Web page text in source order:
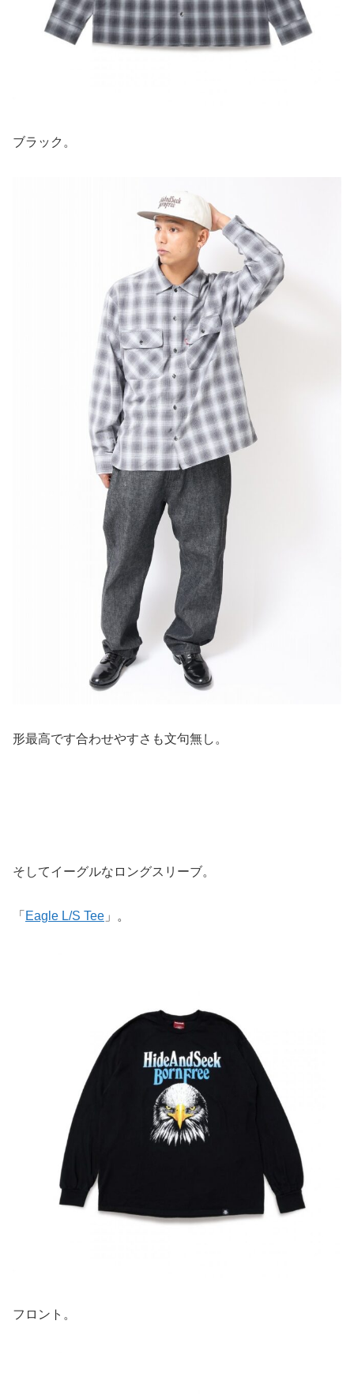
ブラック。
形最高です合わせやすさも文句無し。
そしてイーグルなロングスリーブ。
「 Eagle L/S Tee 」。
フロント。